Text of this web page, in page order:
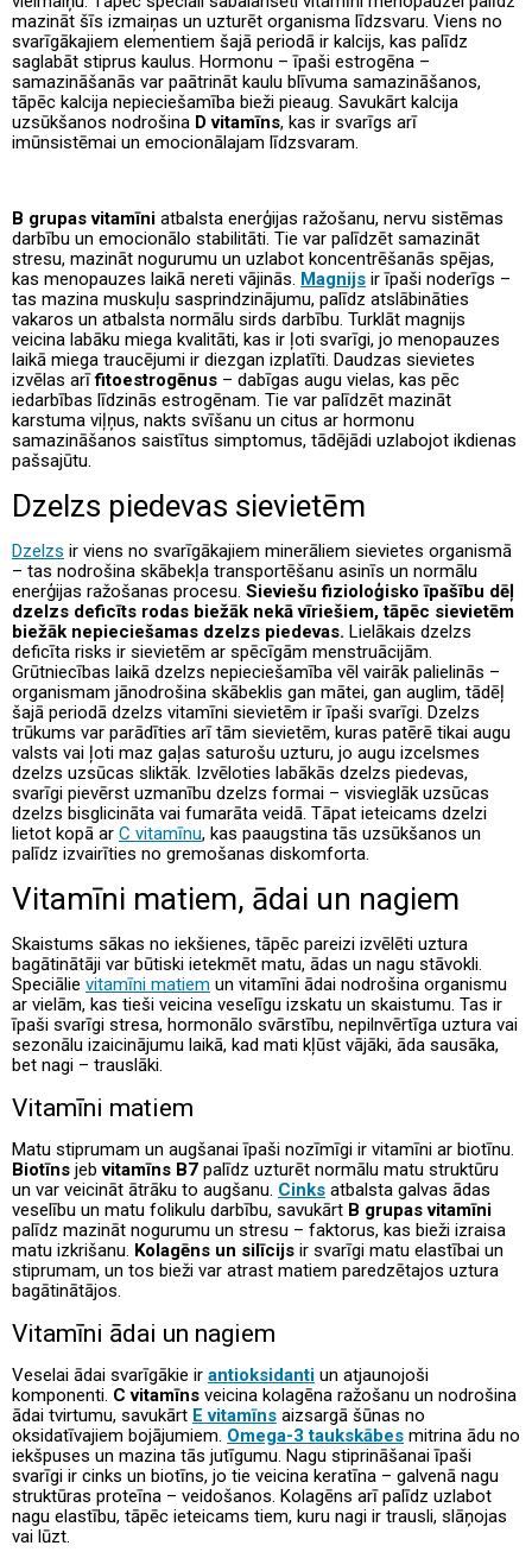
mazināt šīs izmaiņas un uzturēt organisma līdzsvaru. Viens no
svarīgākajiem elementiem šajā periodā ir kalcijs, kas palīdz
saglabāt stiprus kaulus. Hormonu – īpaši estrogēna –
samazināšanās var paātrināt kaulu blīvuma samazināšanos,
tāpēc kalcija nepieciešamība bieži pieaug. Savukārt kalcija
uzsūkšanos nodrošina D vitamīns, kas ir svarīgs arī
imūnsistēmai un emocionālajam līdzsvaram.
B grupas vitamīni atbalsta enerģijas ražošanu, nervu sistēmas
darbību un emocionālo stabilitāti. Tie var palīdzēt samazināt
stresu, mazināt nogurumu un uzlabot koncentrēšanās spējas,
kas menopauzes laikā nereti vājinās. Magnijs ir īpaši noderīgs –
tas mazina muskuļu sasprindzinājumu, palīdz atslābināties
vakaros un atbalsta normālu sirds darbību. Turklāt magnijs
veicina labāku miega kvalitāti, kas ir ļoti svarīgi, jo menopauzes
laikā miega traucējumi ir diezgan izplatīti. Daudzas sievietes
izvēlas arīfitoestrogēnus – dabīgas augu vielas, kas pēc
iedarbības līdzinās estrogēnam. Tie var palīdzēt mazināt
karstuma viļņus, nakts svīšanu un citus ar hormonu
samazināšanos saistītus simptomus, tādējādi uzlabojot ikdienas
pašsajūtu.
Dzelzs piedevas sievietēm
Dzelzs ir viens no svarīgākajiem minerāliem sievietes organismā
– tas nodrošina skābekļa transportēšanu asinīs un normālu
enerģijas ražošanas procesu. Sieviešu fizioloģisko īpašību dēļ
dzelzs deficīts rodas biežāk nekā vīriešiem, tāpēc sievietēm
biežāk nepieciešamas dzelzs piedevas. Lielākais dzelzs
deficīta risks ir sievietēm ar spēcīgām menstruācijām.
Grūtniecības laikā dzelzs nepieciešamība vēl vairāk palielinās –
organismam jānodrošina skābeklis gan mātei, gan auglim, tādēļ
šajā periodā dzelzs vitamīni sievietēm ir īpaši svarīgi. Dzelzs
trūkums var parādīties arī tām sievietēm, kuras patērē tikai augu
valsts vai ļoti maz gaļas saturošu uzturu, jo augu izcelsmes
dzelzs uzsūcas sliktāk. Izvēloties labākās dzelzs piedevas,
svarīgi pievērst uzmanību dzelzs formai – visvieglāk uzsūcas
dzelzs bisglicināta vai fumarāta veidā. Tāpat ieteicams dzelzi
lietot kopā ar C vitamīnu, kas paaugstina tās uzsūkšanos un
palīdz izvairīties no gremošanas diskomforta.
Vitamīni matiem, ādai un nagiem
Skaistums sākas no iekšienes, tāpēc pareizi izvēlēti uztura
bagātinātāji var būtiski ietekmēt matu, ādas un nagu stāvokli.
Speciālie vitamīni matiem un vitamīni ādai nodrošina organismu
ar vielām, kas tieši veicina veselīgu izskatu un skaistumu. Tas ir
īpaši svarīgi stresa, hormonālo svārstību, nepilnvērtīga uztura vai
sezonālu izaicinājumu laikā, kad mati kļūst vājāki, āda sausāka,
bet nagi – trauslāki.
Vitamīni matiem
Matu stiprumam un augšanai īpaši nozīmīgi ir vitamīni ar biotīnu.
Biotīns jebvitamīns B7 palīdz uzturēt normālu matu struktūru
un var veicināt ātrāku to augšanu. Cinks atbalsta galvas ādas
veselību un matu folikulu darbību, savukārt B grupas vitamīni
palīdz mazināt nogurumu un stresu – faktorus, kas bieži izraisa
matu izkrišanu. Kolagēns un silīcijs ir svarīgi matu elastībai un
stiprumam, un tos bieži var atrast matiem paredzētajos uztura
bagātinātājos.
Vitamīni ādai un nagiem
Veselai ādai svarīgākie ir antioksidanti un atjaunojoši
komponenti. C vitamīns veicina kolagēna ražošanu un nodrošina
ādai tvirtumu, savukārt E vitamīns aizsargā šūnas no
oksidatīvajiem bojājumiem. Omega-3 taukskābes mitrina ādu no
iekšpuses un mazina tās jutīgumu. Nagu stiprināšanai īpaši
svarīgi ir cinks un biotīns, jo tie veicina keratīna – galvenā nagu
struktūras proteīna – veidošanos. Kolagēns arī palīdz uzlabot
nagu elastību, tāpēc ieteicams tiem, kuru nagi ir trausli, slāņojas
vai lūzt.